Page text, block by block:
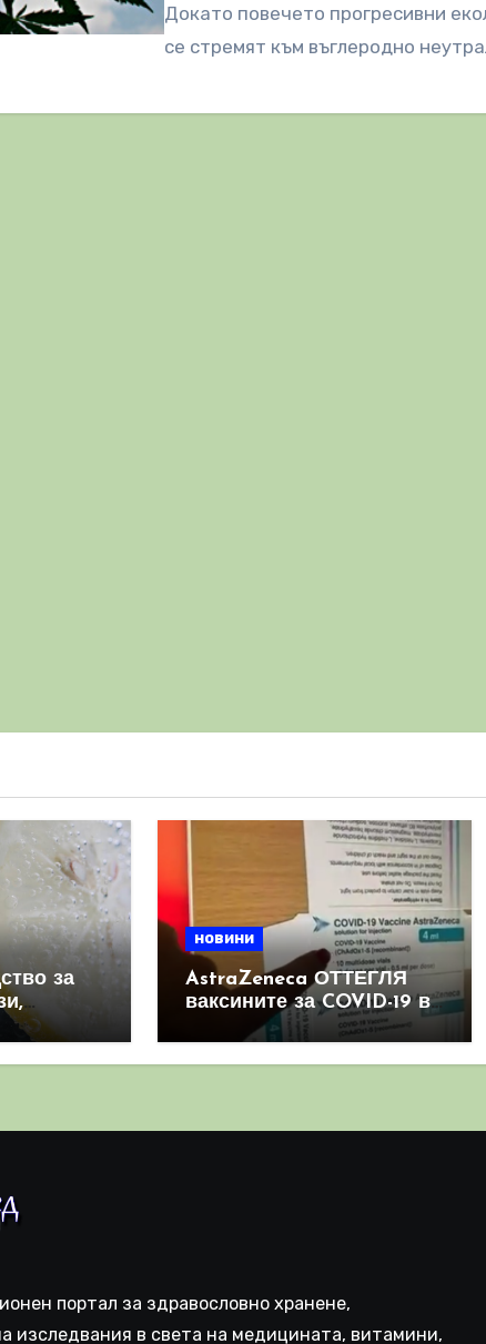
Докато повечето прогресивни
се стремят към въглеродно
за
е
новини
AstraZeneca ОТТЕГЛЯ
ваксините за COVID-19 в
световен мащаб, след
като призна, че те
портал за здравословно хранене,
изследвания в света на медицината, витамини,